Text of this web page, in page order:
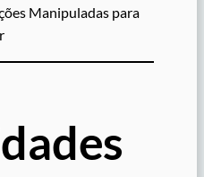
Manipuladas para